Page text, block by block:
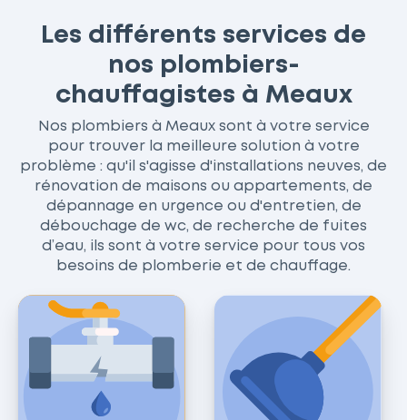
Les différents services de
nos plombiers-
chauffagistes à Meaux
Nos plombiers à Meaux sont à votre service
pour trouver la meilleure solution à votre
problème : qu'il s'agisse d'installations neuves, de
rénovation de maisons ou appartements, de
dépannage en urgence ou d'entretien, de
débouchage de wc, de recherche de fuites
d’eau, ils sont à votre service pour tous vos
besoins de plomberie et de chauffage.